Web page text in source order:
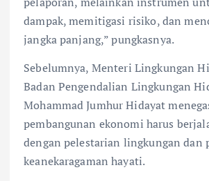
dampak, memitigasi risiko, dan
jangka panjang,” pungkasnya.
Sebelumnya, Menteri Lingkungan
Badan Pengendalian Lingkungan
Mohammad Jumhur Hidayat
pembangunan ekonomi harus
dengan pelestarian lingkungan dan
keanekaragaman hayati.